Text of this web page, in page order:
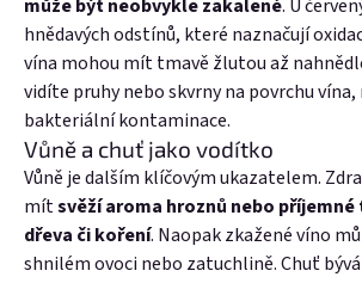
nebo
Přihlásit se přes Facebook
Přihlásit se přes Google
Přihlásit se přes Seznam
může být neobvykle zakalené. U
hnědavých odstínů, které naznačují
vína mohou mít tmavě žlutou až
vidíte pruhy nebo skvrny na povrchu
bakteriální kontaminace.
Vůně a chuť jako vodítko
Vůně je dalším klíčovým ukazatelem.
mítsvěží aroma hroznů nebo
dřeva či koření. Naopak zkažené víno
shnilém ovoci nebo zatuchlině. Chuť